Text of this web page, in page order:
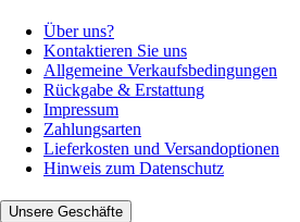
Über uns?
Kontaktieren Sie uns
Allgemeine Verkaufsbedingungen
Rückgabe & Erstattung
Impressum
Zahlungsarten
Lieferkosten und Versandoptionen
Hinweis zum Datenschutz
Unsere Geschäfte